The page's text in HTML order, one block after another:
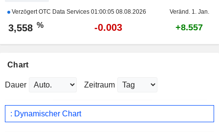
Verzögert OTC Data Services 01:00:05 08.08.2026 Veränd. 1. Jan.
3,558 % -0.003 +8.557
Chart
Dauer Zeitraum
: Dynamischer Chart